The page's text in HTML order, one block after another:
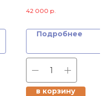
42 000 р.
Подробнее
в корзину